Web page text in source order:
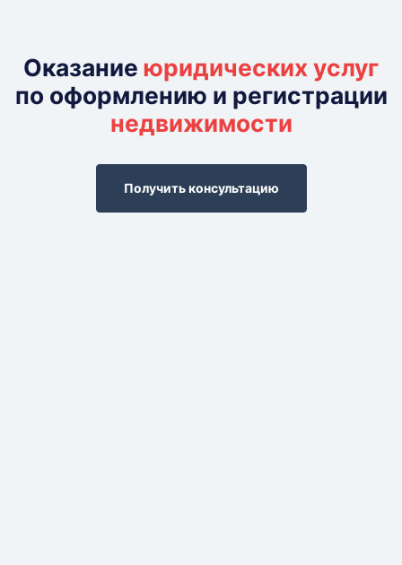
Оказание юридических услуг
по оформлению и регистрации
недвижимости
Получить консультацию